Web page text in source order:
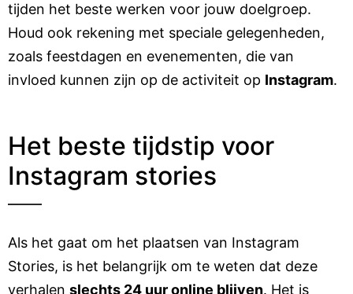
tijden het beste werken voor jouw doelgroep.
Houd ook rekening met speciale gelegenheden,
zoals feestdagen en evenementen, die van
invloed kunnen zijn op de activiteit op Instagram.
Het beste tijdstip voor
Instagram stories
Als het gaat om het plaatsen van Instagram
Stories, is het belangrijk om te weten dat deze
verhalen slechts 24 uur online blijven. Het is